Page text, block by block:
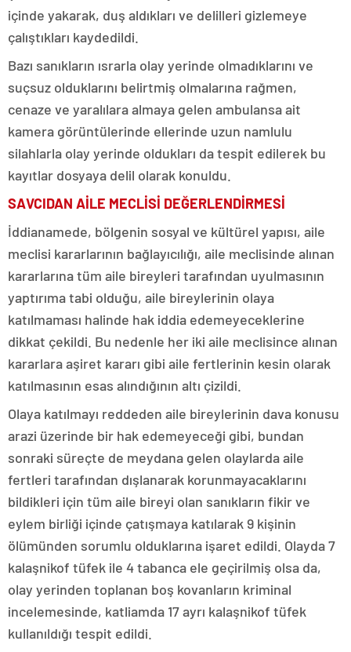
içinde yakarak, duş aldıkları ve delilleri gizlemeye
çalıştıkları kaydedildi.
Bazı sanıkların ısrarla olay yerinde olmadıklarını ve
suçsuz olduklarını belirtmiş olmalarına rağmen,
cenaze ve yaralılara almaya gelen ambulansa ait
kamera görüntülerinde ellerinde uzun namlulu
silahlarla olay yerinde oldukları da tespit edilerek bu
kayıtlar dosyaya delil olarak konuldu.
SAVCIDAN AİLE MECLİSİ DEĞERLENDİRMESİ
İddianamede, bölgenin sosyal ve kültürel yapısı, aile
meclisi kararlarının bağlayıcılığı, aile meclisinde alınan
kararlarına tüm aile bireyleri tarafından uyulmasının
yaptırıma tabi olduğu, aile bireylerinin olaya
katılmaması halinde hak iddia edemeyeceklerine
dikkat çekildi. Bu nedenle her iki aile meclisince alınan
kararlara aşiret kararı gibi aile fertlerinin kesin olarak
katılmasının esas alındığının altı çizildi.
Olaya katılmayı reddeden aile bireylerinin dava konusu
arazi üzerinde bir hak edemeyeceği gibi, bundan
sonraki süreçte de meydana gelen olaylarda aile
fertleri tarafından dışlanarak korunmayacaklarını
bildikleri için tüm aile bireyi olan sanıkların fikir ve
eylem birliği içinde çatışmaya katılarak 9 kişinin
ölümünden sorumlu olduklarına işaret edildi. Olayda 7
kalaşnikof tüfek ile 4 tabanca ele geçirilmiş olsa da,
olay yerinden toplanan boş kovanların kriminal
incelemesinde, katliamda 17 ayrı kalaşnikof tüfek
kullanıldığı tespit edildi.